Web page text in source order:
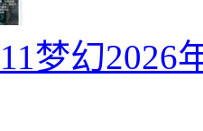
梦幻2026